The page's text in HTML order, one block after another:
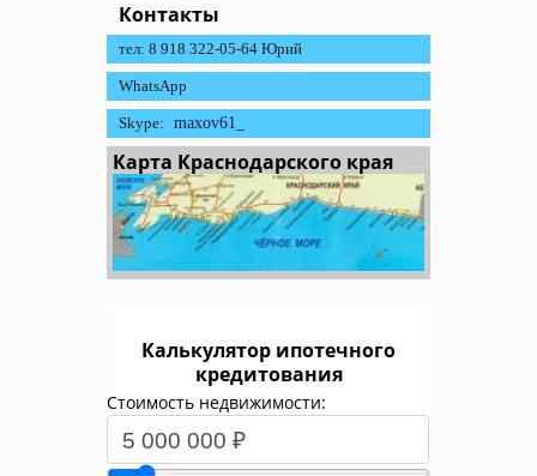
Контакты
тел: 8 918 322-05-64 Юрий
WhatsApp
Skype: maxov61_
Карта Краснодарского края
Калькулятор ипотечного
кредитования
Стоимость недвижимости: